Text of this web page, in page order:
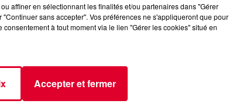
MIX : TONY JAY
affiner en sélectionnant les finalités et/ou partenaires dans "Gérer
sans accepter". Vos préférences ne s'appliqueront que pour
à tout moment via le lien "Gérer les cookies" situé en
Accepter et fermer